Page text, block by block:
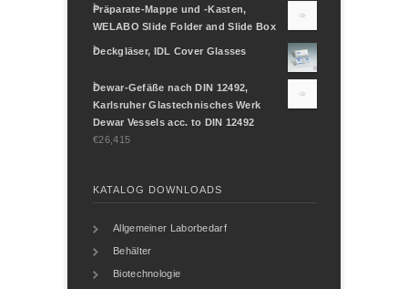
Präparate-Mappe und -Kasten,
WELABO Slide Folder and Slide Box
Deckgläser, IDL Cover Glasses
Dewar-Gefäße nach DIN 12492,
Karlsruher Glastechnisches Werk
Dewar Vessels acc. to DIN 12492
€26,415
KATALOG DOWNLOADS
Allgemeiner Laborbedarf
Behälter
Biotechnologie